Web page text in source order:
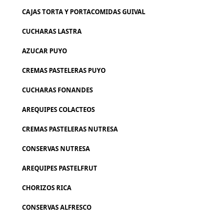
CAJAS TORTA Y PORTACOMIDAS GUIVAL
CUCHARAS LASTRA
AZUCAR PUYO
CREMAS PASTELERAS PUYO
CUCHARAS FONANDES
AREQUIPES COLACTEOS
CREMAS PASTELERAS NUTRESA
CONSERVAS NUTRESA
AREQUIPES PASTELFRUT
CHORIZOS RICA
CONSERVAS ALFRESCO